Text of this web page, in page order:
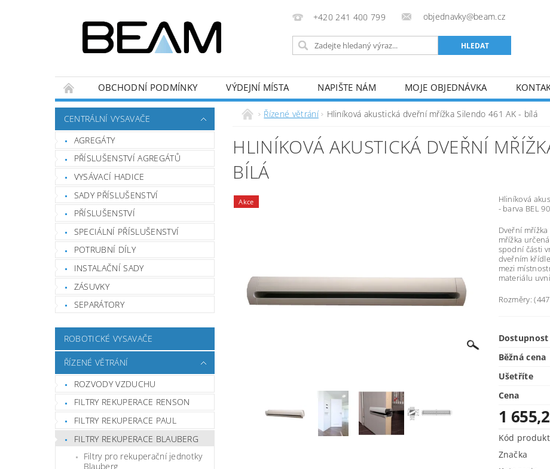
+420 241 400 799 objednavky@beam.cz
OBCHODNÍ PODMÍNKY VÝDEJNÍ MÍSTA NAPIŠTE NÁM MOJE OBJEDNÁVKA
CENTRÁLNÍ VYSAVAČE
AGREGÁTY
PŘÍSLUŠENSTVÍ AGREGÁTŮ
VYSÁVACÍ HADICE
SADY PŘÍSLUŠENSTVÍ
PŘÍSLUŠENSTVÍ
SPECIÁLNÍ PŘÍSLUŠENSTVÍ
POTRUBNÍ DÍLY
INSTALAČNÍ SADY
ZÁSUVKY
SEPARÁTORY
ROBOTICKÉ VYSAVAČE
ŘÍZENÉ VĚTRÁNÍ
ROZVODY VZDUCHU
FILTRY REKUPERACE RENSON
FILTRY REKUPERACE PAUL
FILTRY REKUPERACE BLAUBERG
Filtry pro rekuperační jednotky
Blauberg
Řízené větrání Hliníková akustická dveřní mřížka Silendo 461 AK - bílá
HLINÍKOVÁ AKUSTICKÁ DVEŘNÍ
BÍLÁ
Akce Hliníková
- barva BEL
Dveřní
mřížka
spodní části
dveřním
mezi
materiálu
Rozměry:
Dostupnost
Běžná cena
Ušetříte
Cena
1
Kód
Značka